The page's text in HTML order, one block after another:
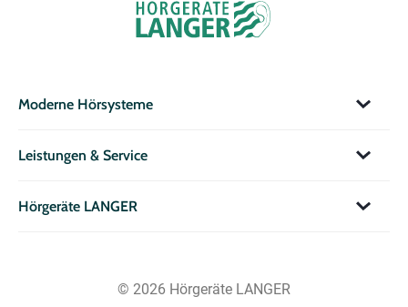
Moderne Hörsysteme
Leistungen & Service
Hörgeräte LANGER
© 2026 Hörgeräte LANGER